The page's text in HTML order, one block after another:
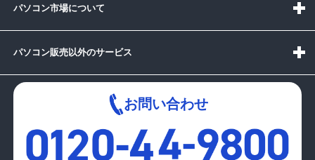
パソコン市場について
パソコン販売以外のサービス
お問い合わせ